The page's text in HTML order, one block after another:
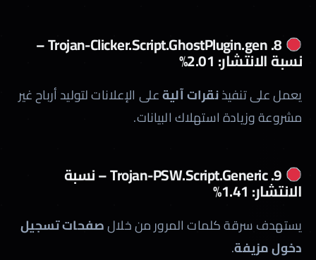
8. Trojan-Clicker.Script.GhostPlugin.gen –
نسبة الانتشار: 2.01%
يعمل على تنفيذنقرات آليةعلى الإعلانات لتوليد أرباح غير
مشروعة وزيادة استهلاك البيانات.
9. Trojan-PSW.Script.Generic – نسبة
الانتشار: 1.41%
يستهدف سرقة كلمات المرور من خلالصفحات تسجيل
دخول مزيفة.